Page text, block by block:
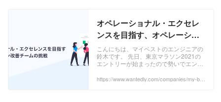
オペレーショナル・エクセレ
ンスを目指す、オペレーショ
ン改善チームの挑戦 |
Engineer
こんにちは、マイベストのエンジニアの
鈴木です。 先日、東京マラソン2021の
エントリーが始まったので勢いでエント
い季節になったので、早速今週末から走
https://www.wantedly.com/companies/my-bes